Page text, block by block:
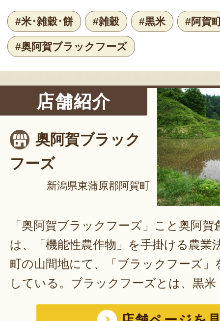
#米･雑穀･餅 #雑穀 #黒米 #阿賀
#奥阿賀ブラックフーズ
店舗紹介
奥阿賀ブラック
フーズ
新潟県東蒲原郡阿賀町
「奥阿賀ブラックフーズ」こと奥阿賀
は、「機能性農作物」を手掛ける農業
町の山間地にて、「ブラックフーズ」
している。ブラックフーズとは、黒
ベリーなどの「黒い農作物」のこと